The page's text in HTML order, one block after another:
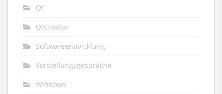
Qt
QtCreator
Softwareentwicklung
Vorstellungsgespräche
Windows